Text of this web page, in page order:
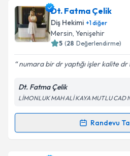
Takvim
Dt. Ezgi Ünaliçin randevu
Size bu uzmandan randevu
hazırlandığında e-posta ile
Kişisel verilerimin
Metni'ni okudum ve
kapsamda işlenmesini
Dt. Fatma Çelik
Diş Hekimi +1diğer
Mersin, Yenişehir
5 (28 Değerlendirme)
numara bir dr yaptığı işler kalite
Dt. Fatma Çelik
LİMONLUK MAH ALİ KAYA MUTLU CAD
Randevu
Randevu Takvimi Talebi